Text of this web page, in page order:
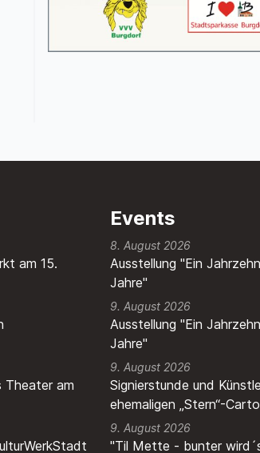
am 15.
Theater am
Events
8. August 2026
Ausstellung "Ein
Jahre"
9. August 2026
Ausstellung "Ein
Jahre"
9. August 2026
Signierstunde und
ehemaligen „Stern“-
9. August 2026
"Til Mette - bunter